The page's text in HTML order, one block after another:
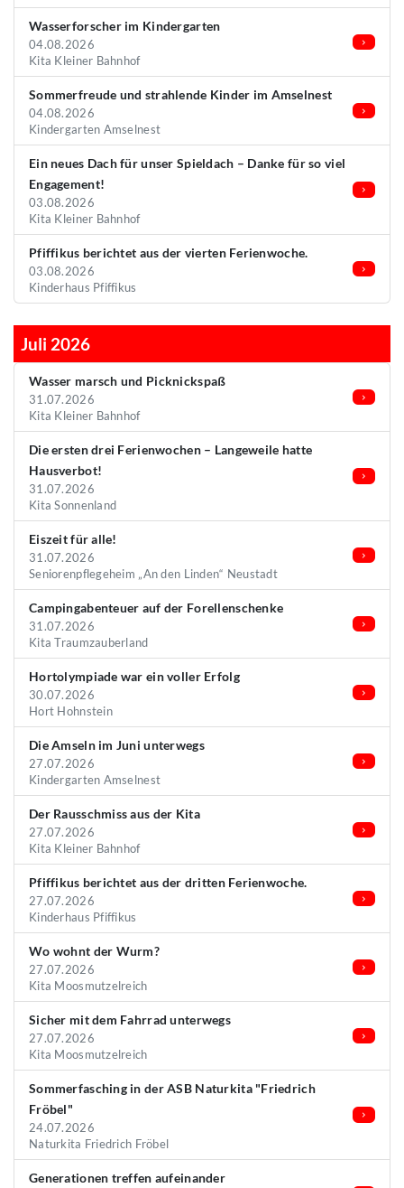
Wasserforscher im Kindergarten
04.08.2026
Kita Kleiner Bahnhof
Sommerfreude und strahlende Kinder im Amselnest
04.08.2026
Kindergarten Amselnest
Ein neues Dach für unser Spieldach – Danke für so viel
Engagement!
03.08.2026
Kita Kleiner Bahnhof
Pfiffikus berichtet aus der vierten Ferienwoche.
03.08.2026
Kinderhaus Pfiffikus
Juli 2026
Wasser marsch und Picknickspaß
31.07.2026
Kita Kleiner Bahnhof
Die ersten drei Ferienwochen – Langeweile hatte
Hausverbot!
31.07.2026
Kita Sonnenland
Eiszeit für alle!
31.07.2026
Seniorenpflegeheim „An den Linden“ Neustadt
Campingabenteuer auf der Forellenschenke
31.07.2026
Kita Traumzauberland
Hortolympiade war ein voller Erfolg
30.07.2026
Hort Hohnstein
Die Amseln im Juni unterwegs
27.07.2026
Kindergarten Amselnest
Der Rausschmiss aus der Kita
27.07.2026
Kita Kleiner Bahnhof
Pfiffikus berichtet aus der dritten Ferienwoche.
27.07.2026
Kinderhaus Pfiffikus
Wo wohnt der Wurm?
27.07.2026
Kita Moosmutzelreich
Sicher mit dem Fahrrad unterwegs
27.07.2026
Kita Moosmutzelreich
Sommerfasching in der ASB Naturkita "Friedrich
Fröbel"
24.07.2026
Naturkita Friedrich Fröbel
Generationen treffen aufeinander